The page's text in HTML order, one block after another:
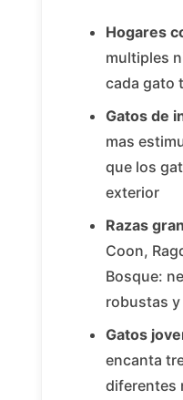
Hogares
multiples
cada gato
Gatos de
mas
que los
exterior
Razas
Coon,
Bosque:
robustas
Gatos
encanta
diferentes